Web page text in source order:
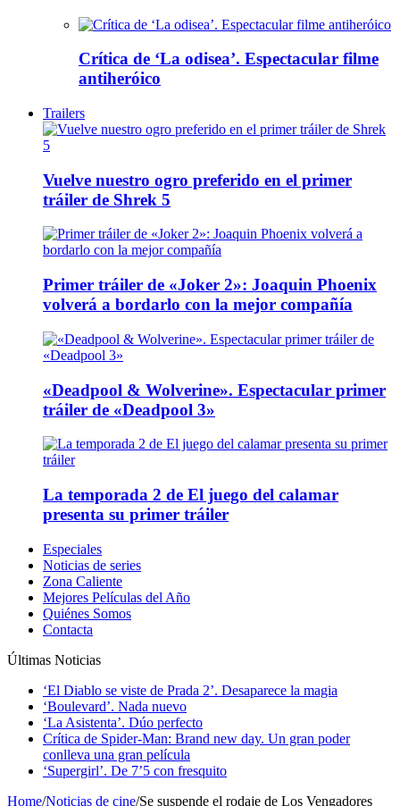
Crítica de ‘La odisea’. Espectacular filme
antiheróico
Trailers
Vuelve nuestro ogro preferido en el primer
tráiler de Shrek 5
Primer tráiler de «Joker 2»: Joaquin Phoenix
volverá a bordarlo con la mejor compañía
«Deadpool & Wolverine». Espectacular primer
tráiler de «Deadpool 3»
La temporada 2 de El juego del calamar
presenta su primer tráiler
Especiales
Noticias de series
Zona Caliente
Mejores Películas del Año
Quiénes Somos
Contacta
Últimas Noticias
‘El Diablo se viste de Prada 2’. Desaparece la magia
‘Boulevard’. Nada nuevo
‘La Asistenta’. Dúo perfecto
Crítica de Spider-Man: Brand new day. Un gran poder
conlleva una gran película
‘Supergirl’. De 7’5 con fresquito
Home/Noticias de cine/Se suspende el rodaje de Los Vengadores